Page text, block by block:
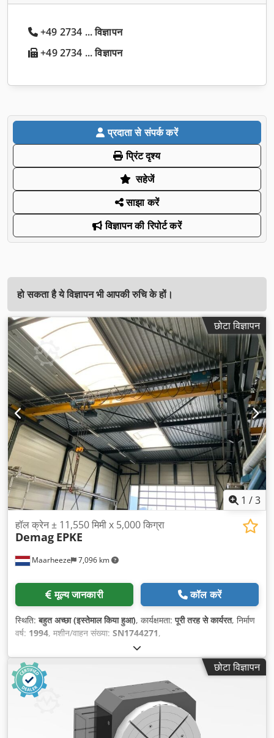
+49 2734 ... विज्ञापन
+49 2734 ... विज्ञापन
प्रदाता से संपर्क करें
प्रिंट दृश्य
सहेजें
साझा करें
विज्ञापन की रिपोर्ट करें
हो सकता है ये विज्ञापन भी आपकी रुचि के हों।
छोटा विज्ञापन
1 /3
Maarheeze 7,096 km
हॉल क्रेन ± 11,550 मिमी x 5,000 किग्रा
Demag EPKE
मूल्य जानकारी कॉल करें
स्थिति:बहुत अच्छा (इस्तेमाल किया हुआ), कार्यक्षमता:पूरी तरह से कार्यरत, निर्माण
वर्ष: 1994, मशीन/वाहन संख्या: SN1744271,
छोटा विज्ञापन